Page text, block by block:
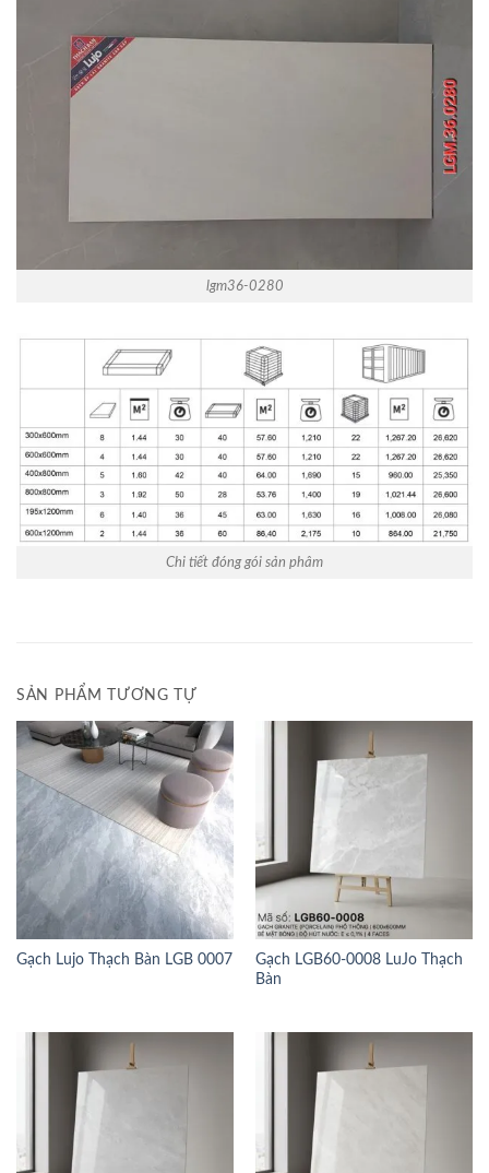
lgm36-0280
Chi tiết đóng gói sản phâm
SẢN PHẨM TƯƠNG TỰ
Gạch Lujo Thạch Bàn LGB 0007
Gạch LGB60-0008 LuJo Thạch
Bàn